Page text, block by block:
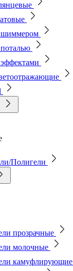
Полигели
прозрачные
молочные
камуфлирующие